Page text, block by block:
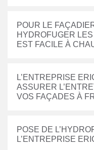
POUR LE
HYDROFUGER
EST FACILE À
L’ENTREPRISE
ASSURER
VOS FAÇADES À
POSE DE
L’ENTREPRISE